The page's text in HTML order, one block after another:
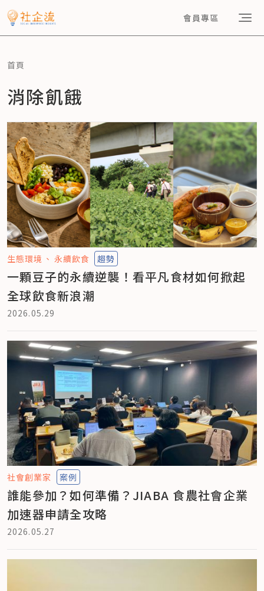
會員專區
首頁
消除飢餓
生態環境 永續飲食 趨勢
一顆豆子的永續逆襲！看平凡食材如何掀起
全球飲食新浪潮
2026.05.29
社會創業家 案例
誰能參加？如何準備？JIABA 食農社會企業
加速器申請全攻略
2026.05.27